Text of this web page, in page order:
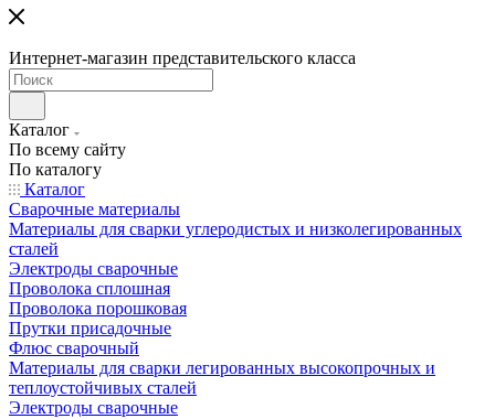
Интернет-магазин представительского класса
Каталог
По всему сайту
По каталогу
Каталог
Сварочные материалы
Материалы для сварки углеродистых и низколегированных
сталей
Электроды сварочные
Проволока сплошная
Проволока порошковая
Прутки присадочные
Флюс сварочный
Материалы для сварки легированных высокопрочных и
теплоустойчивых сталей
Электроды сварочные